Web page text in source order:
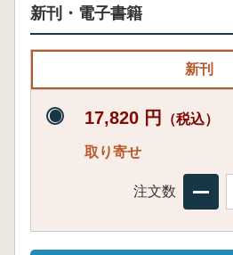
新刊・電子書籍
新刊
17,820 円 （税込）
取り寄せ
注文数